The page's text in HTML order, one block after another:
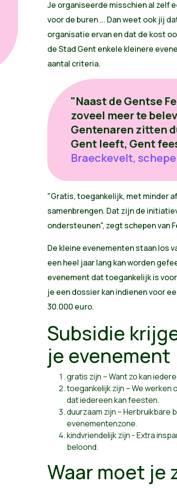
Je organiseerde misschien al zelf
voor de buren ... Dan weet ook jij
organisatie ervan en dat de kost
de Stad Gent enkele kleinere
aantal criteria.
"Naast de Gentse
zoveel meer te
Gentenaren zitten
Gent leeft, Gent
Braeckevelt,
"Gratis, toegankelijk, met minder
samenbrengen. Dat zijn de
ondersteunen", zegt schepen van
De kleine evenementen staan los
een heel jaar lang kan worden
evenement dat toegankelijk is
je een dossier kan indienen voor
30.000 euro.
Subsidie
je evenement
gratis zijn – Want zo kan
toegankelijk zijn – We werken
dat iedereen kan feesten.
duurzaam zijn – Herbruikbare
evenementenzone.
kindvriendelijk zijn - Extra
beloond.
Waar moet je